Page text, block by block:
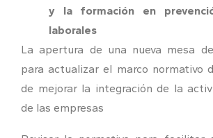
y la formación en
laborales
La apertura de una nueva mesa
para actualizar el marco normativo
de mejorar la integración de la
de las empresas